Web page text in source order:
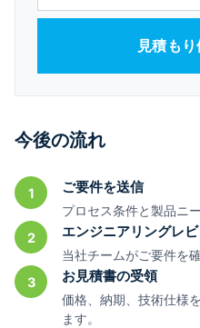
今後の流れ
1 ご要件を送信
プロセス条件と製品ニ
2 エンジニアリングレ
当社チームがご要件を
3 お見積書の受領
価格、納期、技術仕様
ます。
見積も